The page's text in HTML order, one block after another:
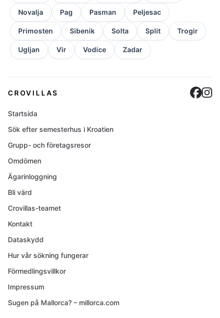
Novalja Pag Pasman Peljesac
Primosten Sibenik Solta Split Trogir
Ugljan Vir Vodice Zadar
CROVILLAS
Startsida
Sök efter semesterhus i Kroatien
Grupp- och företagsresor
Omdömen
Ägarinloggning
Bli värd
Crovillas-teamet
Kontakt
Dataskydd
Hur vår sökning fungerar
Förmedlingsvillkor
Impressum
Sugen på Mallorca? – millorca.com